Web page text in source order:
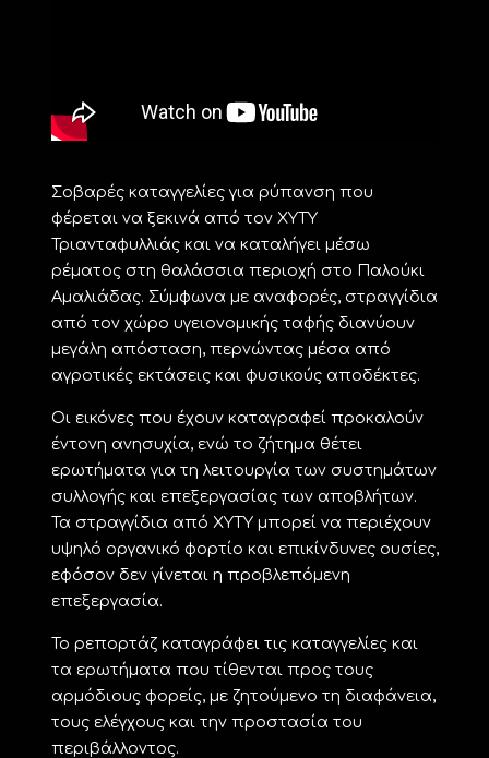
Σοβαρές καταγγελίες για ρύπανση που
φέρεται να ξεκινά από τον ΧΥΤΥ
Τριανταφυλλιάς και να καταλήγει μέσω
ρέματος στη θαλάσσια περιοχή στο Παλούκι
Αμαλιάδας. Σύμφωνα με αναφορές, στραγγίδια
από τον χώρο υγειονομικής ταφής διανύουν
μεγάλη απόσταση, περνώντας μέσα από
αγροτικές εκτάσεις και φυσικούς αποδέκτες.
Οι εικόνες που έχουν καταγραφεί προκαλούν
έντονη ανησυχία, ενώ το ζήτημα θέτει
ερωτήματα για τη λειτουργία των συστημάτων
συλλογής και επεξεργασίας των αποβλήτων.
Τα στραγγίδια από ΧΥΤΥ μπορεί να περιέχουν
υψηλό οργανικό φορτίο και επικίνδυνες ουσίες,
εφόσον δεν γίνεται η προβλεπόμενη
επεξεργασία.
Το ρεπορτάζ καταγράφει τις καταγγελίες και
τα ερωτήματα που τίθενται προς τους
αρμόδιους φορείς, με ζητούμενο τη διαφάνεια,
τους ελέγχους και την προστασία του
περιβάλλοντος.